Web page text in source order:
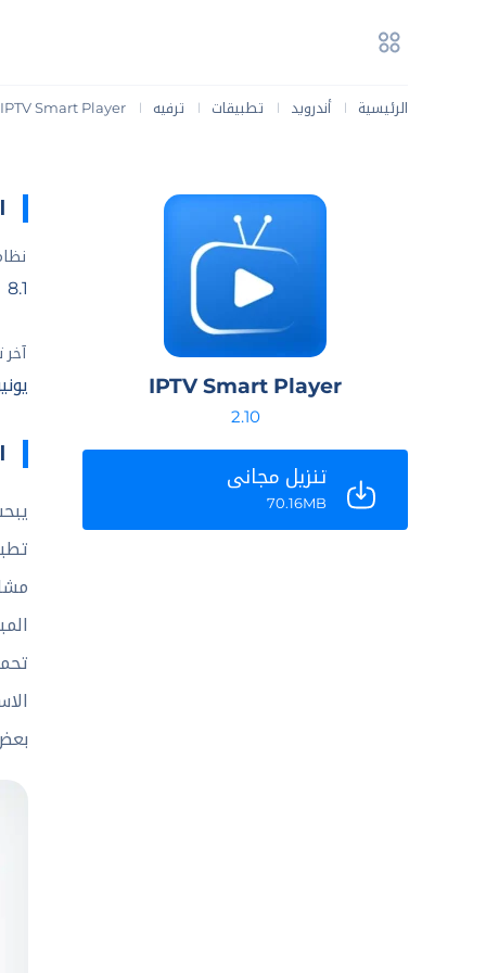
الرئيسية | أندرويد | تطبيقات | ترفيه |
IPTV Smart Player
IPTV Smart Player
2.10
تنزيل مجاني
70.16MB
8.1
آخر
يونيو 17,